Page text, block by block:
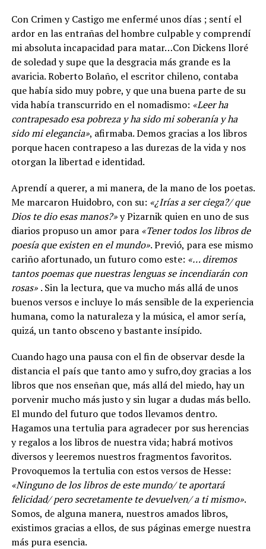
Con Crimen y Castigo me enfermé unos días ; sentí el
ardor en las entrañas del hombre culpable y comprendí
mi absoluta incapacidad para matar…Con Dickens lloré
de soledad y supe que la desgracia más grande es la
avaricia. Roberto Bolaño, el escritor chileno, contaba
que había sido muy pobre, y que una buena parte de su
vida había transcurrido en el nomadismo: «Leer ha
contrapesado esa pobreza y ha sido mi soberanía y ha
sido mi elegancia», afirmaba. Demos gracias a los libros
porque hacen contrapeso a las durezas de la vida y nos
otorgan la libertad e identidad.
Aprendí a querer, a mi manera, de la mano de los poetas.
Me marcaron Huidobro, con su: «¿Irías a ser ciega?/ que
Dios te dio esas manos?»y Pizarnik quien en uno de sus
diarios propuso un amor para «Tener todos los libros de
poesía que existen en el mundo». Previó, para ese mismo
cariño afortunado, un futuro como este: «… diremos
tantos poemas que nuestras lenguas se incendiarán con
rosas» . Sin la lectura, que va mucho más allá de unos
buenos versos e incluye lo más sensible de la experiencia
humana, como la naturaleza y la música, el amor sería,
quizá, un tanto obsceno y bastante insípido.
Cuando hago una pausa con el fin de observar desde la
distancia el país que tanto amo y sufro,doy gracias a los
libros que nos enseñan que, más allá del miedo, hay un
porvenir mucho más justo y sin lugar a dudas más bello.
El mundo del futuro que todos llevamos dentro.
Hagamos una tertulia para agradecer por sus herencias
y regalos a los libros de nuestra vida; habrá motivos
diversos y leeremos nuestros fragmentos favoritos.
Provoquemos la tertulia con estos versos de Hesse:
«Ninguno de los libros de este mundo/ te aportará
felicidad/ pero secretamente te devuelven/ a ti mismo».
Somos, de alguna manera, nuestros amados libros,
existimos gracias a ellos, de sus páginas emerge nuestra
más pura esencia.